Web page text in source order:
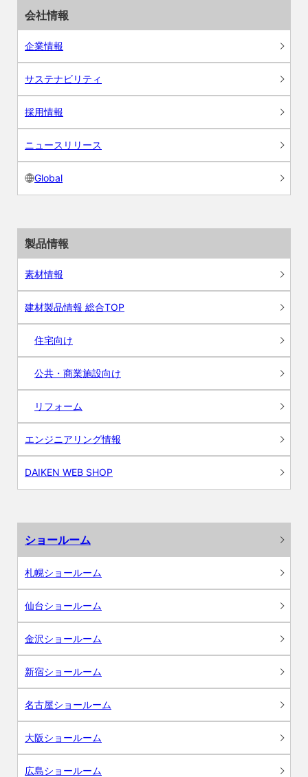
会社情報
企業情報
サステナビリティ
採用情報
ニュースリリース
Global
製品情報
素材情報
建材製品情報 総合TOP
住宅向け
公共・商業施設向け
リフォーム
エンジニアリング情報
DAIKEN WEB SHOP
ショールーム
札幌ショールーム
仙台ショールーム
金沢ショールーム
新宿ショールーム
名古屋ショールーム
大阪ショールーム
広島ショールーム